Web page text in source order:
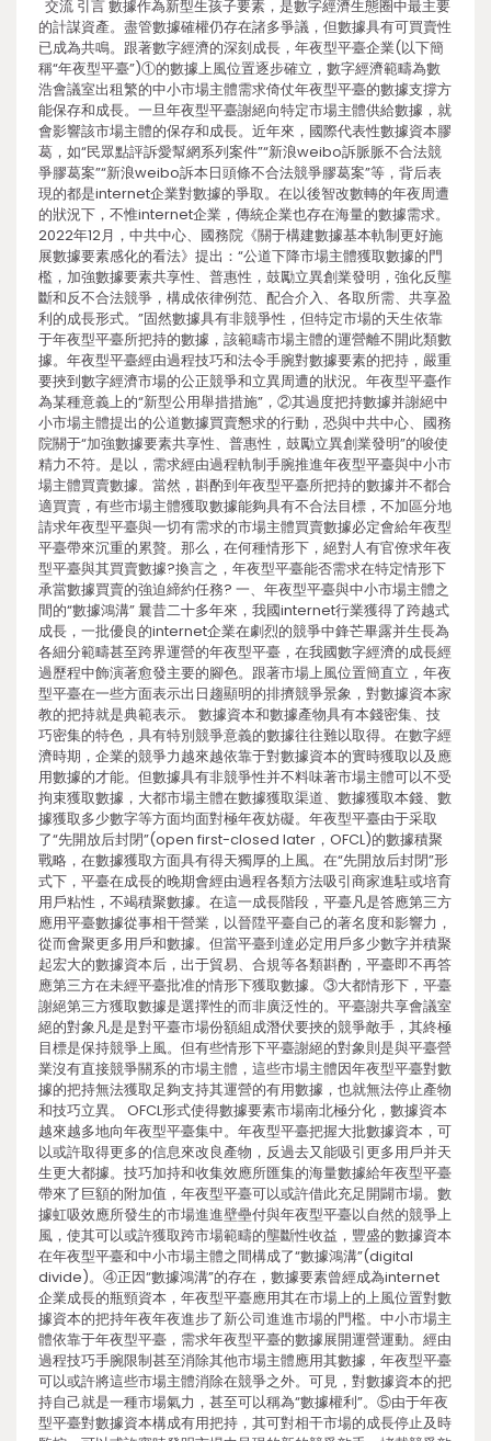
交流 引言 數據作為新型生孩子要素，是數字經濟生態圈中最主要
的計謀資產。盡管數據確權仍存在諸多爭議，但數據具有可買賣性
已成為共鳴。跟著數字經濟的深刻成長，年夜型平臺企業(以下簡
稱“年夜型平臺”)①的數據上風位置逐步確立，數字經濟範疇為數
浩會議室出租繁的中小市場主體需求倚仗年夜型平臺的數據支撐方
能保存和成長。一旦年夜型平臺謝絕向特定市場主體供給數據，就
會影響該市場主體的保存和成長。近年來，國際代表性數據資本膠
葛，如“民眾點評訴愛幫網系列案件”“新浪weibo訴脈脈不合法競
爭膠葛案”“新浪weibo訴本日頭條不合法競爭膠葛案”等，背后表
現的都是internet企業對數據的爭取。在以後智改數轉的年夜周遭
的狀況下，不惟internet企業，傳統企業也存在海量的數據需求。
2022年12月，中共中心、國務院《關于構建數據基本軌制更好施
展數據要素感化的看法》提出：“公道下降市場主體獲取數據的門
檻，加強數據要素共享性、普惠性，鼓勵立異創業發明，強化反壟
斷和反不合法競爭，構成依律例范、配合介入、各取所需、共享盈
利的成長形式。”固然數據具有非競爭性，但特定市場的天生依靠
于年夜型平臺所把持的數據，該範疇市場主體的運營離不開此類數
據。年夜型平臺經由過程技巧和法令手腕對數據要素的把持，嚴重
要挾到數字經濟市場的公正競爭和立異周遭的狀況。年夜型平臺作
為某種意義上的“新型公用舉措措施”，②其過度把持數據并謝絕中
小市場主體提出的公道數據買賣懇求的行動，恐與中共中心、國務
院關于“加強數據要素共享性、普惠性，鼓勵立異創業發明”的唆使
精力不符。是以，需求經由過程軌制手腕推進年夜型平臺與中小市
場主體買賣數據。當然，斟酌到年夜型平臺所把持的數據并不都合
適買賣，有些市場主體獲取數據能夠具有不合法目標，不加區分地
請求年夜型平臺與一切有需求的市場主體買賣數據必定會給年夜型
平臺帶來沉重的累贅。那么，在何種情形下，絕對人有官僚求年夜
型平臺與其買賣數據?換言之，年夜型平臺能否需求在特定情形下
承當數據買賣的強迫締約任務? 一、年夜型平臺與中小市場主體之
間的“數據鴻溝” 曩昔二十多年來，我國internet行業獲得了跨越式
成長，一批優良的internet企業在劇烈的競爭中鋒芒畢露并生長為
各細分範疇甚至跨界運營的年夜型平臺，在我國數字經濟的成長經
過歷程中飾演著愈發主要的腳色。跟著市場上風位置簡直立，年夜
型平臺在一些方面表示出日趨顯明的排擠競爭景象，對數據資本家
教的把持就是典範表示。 數據資本和數據產物具有本錢密集、技
巧密集的特色，具有特別競爭意義的數據往往難以取得。在數字經
濟時期，企業的競爭力越來越依靠于對數據資本的實時獲取以及應
用數據的才能。但數據具有非競爭性并不料味著市場主體可以不受
拘束獲取數據，大都市場主體在數據獲取渠道、數據獲取本錢、數
據獲取多少數字等方面均面對極年夜妨礙。年夜型平臺由于采取
了“先開放后封閉”(open first-closed later，OFCL)的數據積聚
戰略，在數據獲取方面具有得天獨厚的上風。在“先開放后封閉”形
式下，平臺在成長的晚期會經由過程各類方法吸引商家進駐或培育
用戶粘性，不竭積聚數據。在這一成長階段，平臺凡是答應第三方
應用平臺數據從事相干營業，以晉陞平臺自己的著名度和影響力，
從而會聚更多用戶和數據。但當平臺到達必定用戶多少數字并積聚
起宏大的數據資本后，出于貿易、合規等各類斟酌，平臺即不再答
應第三方在未經平臺批准的情形下獲取數據。③大都情形下，平臺
謝絕第三方獲取數據是選擇性的而非廣泛性的。平臺謝共享會議室
絕的對象凡是是對平臺市場份額組成潛伏要挾的競爭敵手，其終極
目標是保持競爭上風。但有些情形下平臺謝絕的對象則是與平臺營
業沒有直接競爭關系的市場主體，這些市場主體因年夜型平臺對數
據的把持無法獲取足夠支持其運營的有用數據，也就無法停止產物
和技巧立異。 OFCL形式使得數據要素市場南北極分化，數據資本
越來越多地向年夜型平臺集中。年夜型平臺把握大批數據資本，可
以或許取得更多的信息來改良產物，反過去又能吸引更多用戶并天
生更大都據。技巧加持和收集效應所匯集的海量數據給年夜型平臺
帶來了巨額的附加值，年夜型平臺可以或許借此充足開闢市場。數
據虹吸效應所發生的市場進進壁壘付與年夜型平臺以自然的競爭上
風，使其可以或許獲取跨市場範疇的壟斷性收益，豐盛的數據資本
在年夜型平臺和中小市場主體之間構成了“數據鴻溝”(digital
divide)。④正因“數據鴻溝”的存在，數據要素曾經成為internet
企業成長的瓶頸資本，年夜型平臺應用其在市場上的上風位置對數
據資本的把持年夜年夜進步了新公司進進市場的門檻。中小市場主
體依靠于年夜型平臺，需求年夜型平臺的數據展開運營運動。經由
過程技巧手腕限制甚至消除其他市場主體應用其數據，年夜型平臺
可以或許將這些市場主體消除在競爭之外。可見，對數據資本的把
持自己就是一種市場氣力，甚至可以稱為“數據權利”。⑤由于年夜
型平臺對數據資本構成有用把持，其可對相干市場的成長停止及時